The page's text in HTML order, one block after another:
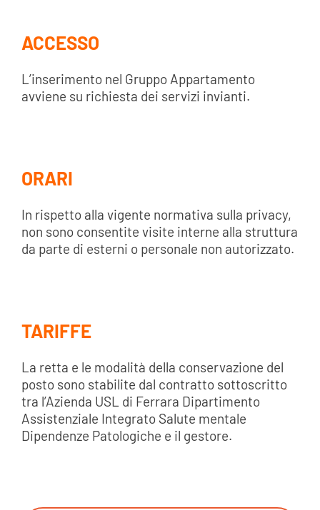
ACCESSO
L’inserimento nel Gruppo Appartamento
avviene su richiesta dei servizi invianti.
ORARI
In rispetto alla vigente normativa sulla privacy,
non sono consentite visite interne alla struttura
da parte di esterni o personale non autorizzato.
TARIFFE
La retta e le modalità della conservazione del
posto sono stabilite dal contratto sottoscritto
tra l’Azienda USL di Ferrara Dipartimento
Assistenziale Integrato Salute mentale
Dipendenze Patologiche e il gestore.